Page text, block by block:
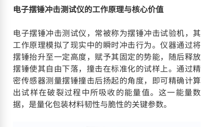
电子摆锤冲击测试仪的工作原理与核心价值
电子摆锤冲击测试仪，常被称为摆锤冲击试验机，其
工作原理模拟了现实中的瞬时冲击行为。仪器通过将
摆锤抬升至一定高度，赋予其固定的势能，随后释放
摆锤使其自由下落，撞击在标准化的试样上。通过精
密传感器测量摆锤撞击后扬起的角度，即可精确计算
出试样在破裂过程中所吸收的能量值。这一能量数
据，是量化包装材料韧性与脆性的关键参数。